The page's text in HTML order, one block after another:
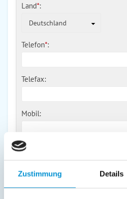
Zustimmung Details
Land*:
Deutschland
Telefon*:
Telefax:
Mobil:
E-Mail:
Freier Kommentar an Vermieter